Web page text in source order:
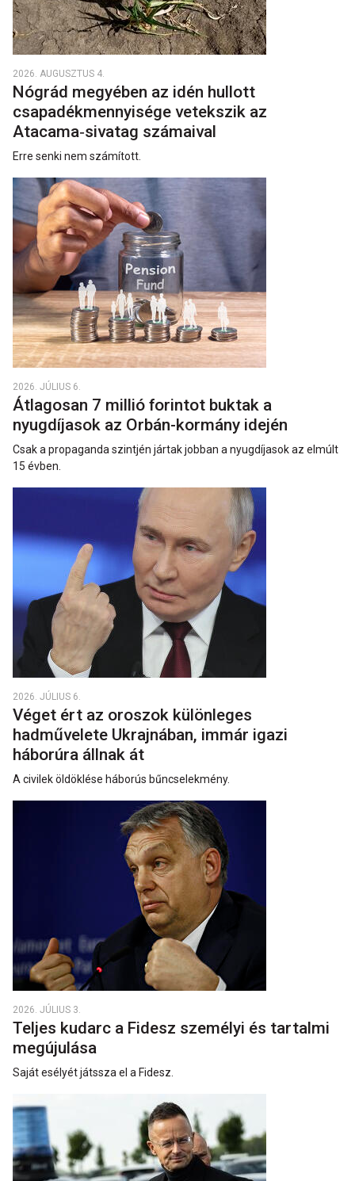
2026. AUGUSZTUS 4.
Nógrád megyében az idén hullott
csapadékmennyisége vetekszik az
Atacama‑sivatag számaival
Erre senki nem számított.
2026. JÚLIUS 6.
Átlagosan 7 millió forintot buktak a
nyugdíjasok az Orbán-kormány idején
Csak a propaganda szintjén jártak jobban a nyugdíjasok az elmúlt
15 évben.
2026. JÚLIUS 6.
Véget ért az oroszok különleges
hadművelete Ukrajnában, immár igazi
háborúra állnak át
A civilek öldöklése háborús bűncselekmény.
2026. JÚLIUS 3.
Teljes kudarc a Fidesz személyi és tartalmi
megújulása
Saját esélyét játssza el a Fidesz.